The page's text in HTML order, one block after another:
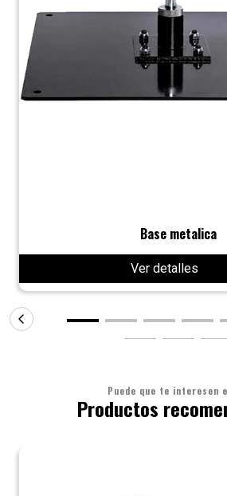
Base metalica
Ver detalles
Puede que te interesen
Productos